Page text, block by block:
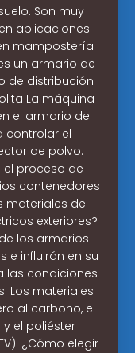
Son muy
aplicaciones
mampostería
un armario de
de distribución
La máquina
el armario de
controlar el
de polvo:
el proceso de
contenedores
materiales de
exteriores?
los armarios
e influirán en su
las condiciones
Los materiales
al carbono, el
el poliéster
¿Cómo elegir